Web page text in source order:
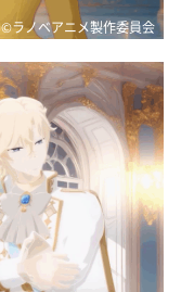
©ラノベアニメ製作委員会